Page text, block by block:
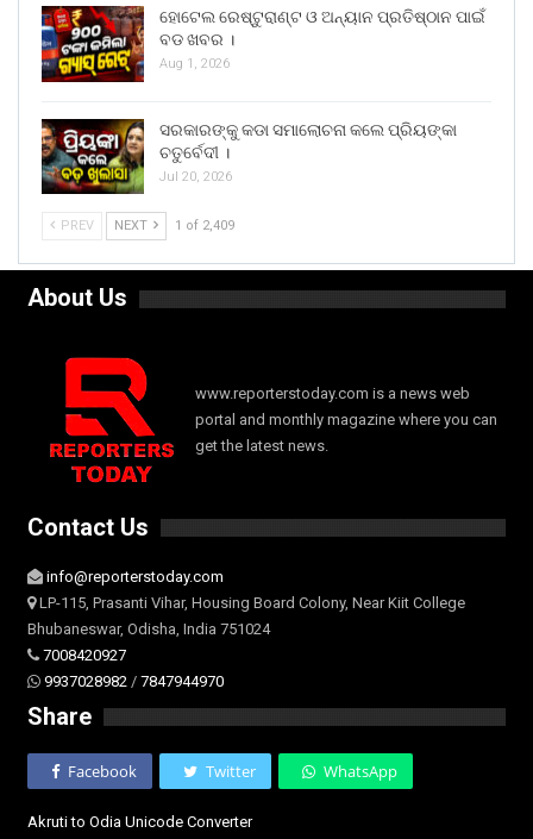
ହୋଟେଲ ରେଷ୍ଟୁରାଣ୍ଟ ଓ ଅନ୍ୟାନ ପ୍ରତିଷ୍ଠାନ ପାଇଁ
ବଡ ଖବର ।
Aug 1, 2026
ସରକାରଙ୍କୁ କଡା ସମାଲୋଚନା କଲେ ପ୍ରିୟଙ୍କା
ଚତୁର୍ବେଦୀ ।
Jul 20, 2026
PREV NEXT 1 of 2,409
About Us
www.reporterstoday.com is a news web
portal and monthly magazine where you can
get the latest news.
Contact Us
info@reporterstoday.com
LP-115, Prasanti Vihar, Housing Board Colony, Near Kiit College
Bhubaneswar, Odisha, India 751024
7008420927
9937028982 / 7847944970
Share
Facebook Twitter WhatsApp
Akruti to Odia Unicode Converter